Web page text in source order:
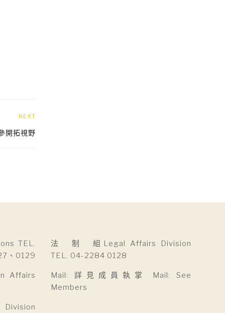
NEXT
開拓視野
TEL.
、0129
Affairs
法 制 組Legal Affairs Division
TEL. 04-2284 0128
Mail: 詳見成員執掌 Mail: See
Members